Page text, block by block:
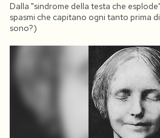
Dalla "sindrome della testa che
spasmi che capitano ogni tanto prima
sono?)